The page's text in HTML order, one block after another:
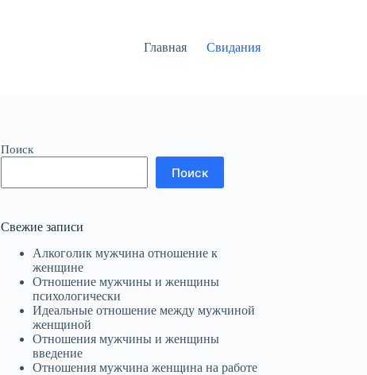
Главная Свидания
Поиск
Поиск
Свежие записи
Алкоголик мужчина отношение к
женщине
Отношение мужчины и женщины
психологически
Идеальные отношение между мужчиной
женщиной
Отношения мужчины и женщины
введение
Отношения мужчина женщина на работе